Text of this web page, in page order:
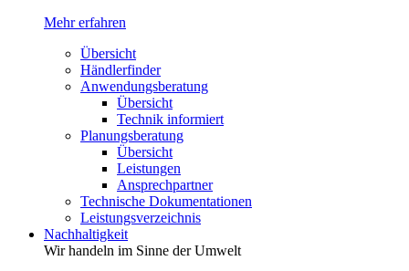
Mehr erfahren
Übersicht
Händlerfinder
Anwendungsberatung
Übersicht
Technik informiert
Planungsberatung
Übersicht
Leistungen
Ansprechpartner
Technische Dokumentationen
Leistungsverzeichnis
Nachhaltigkeit
Wir handeln im Sinne der Umwelt